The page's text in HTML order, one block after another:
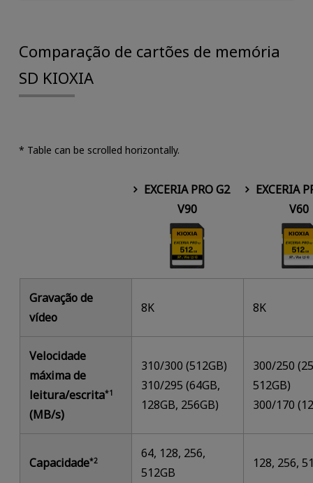
Comparação de cartões de memória
SD KIOXIA
* Table can be scrolled horizontally.
EXCERIA PRO G2
V90
EXCERIA
V60
Gravação de
vídeo
8K 8K
Velocidade
máxima de
leitura/escrita*1
(MB/s)
310/300 (512GB)
310/295 (64GB,
128GB, 256GB)
300/250
512GB)
300/170
Capacidade*2
64, 128, 256,
512GB
128, 256,